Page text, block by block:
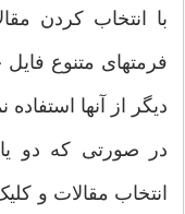
با انتخاب کردن
فرمتهای متنوع فایل
دیگر از آنها استفاده
در صورتی که دو یا